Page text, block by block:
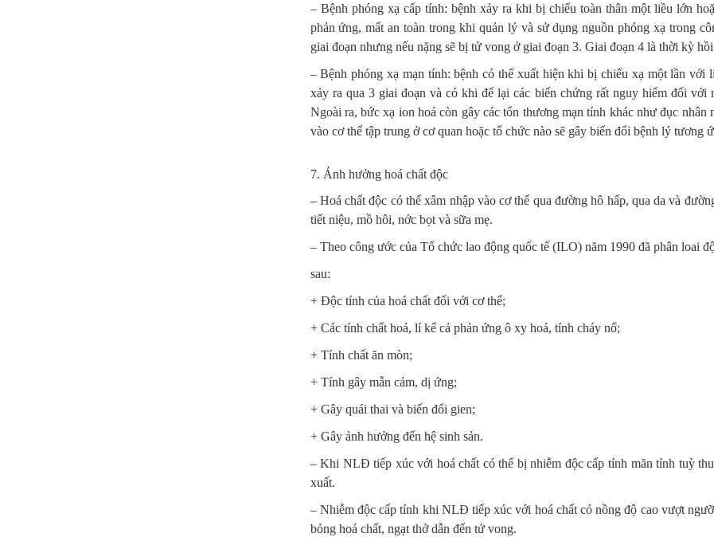
– Bệnh phóng xạ cấp tính: bệnh xảy ra khi bị chiếu toàn thân một liều lớn
phản ứng, mất an toàn trong khi quản lý và sử dụng nguồn phóng xạ trong
giai đoạn nhưng nếu nặng sẽ bị tử vong ở giai đoạn 3. Giai đoạn 4 là thời kỳ
– Bệnh phóng xạ mạn tính: bệnh có thể xuất hiện khi bị chiếu xạ một lần với
xảy ra qua 3 giai đoạn và có khi để lại các biến chứng rất nguy hiểm đối
Ngoài ra, bức xạ ion hoá còn gây các tổn thương mạn tính khác như đục
vào cơ thể tập trung ở cơ quan hoặc tổ chức nào sẽ gây biến đổi bệnh lý tương
7. Ảnh hưởng hoá chất độc
– Hoá chất độc có thể xâm nhập vào cơ thể qua đường hô hấp, qua da và
tiết niệu, mồ hôi, nớc bọt và sữa mẹ.
– Theo công ước của Tổ chức lao động quốc tế (ILO) năm 1990 đã phân loai
sau:
+ Độc tính của hoá chất đối với cơ thể;
+ Các tính chất hoá, lí kể cả phản ứng ô xy hoá, tính cháy nổ;
+ Tính chất ăn mòn;
+ Tính gây mẫn cảm, dị ứng;
+ Gây quái thai và biến đổi gien;
+ Gây ảnh hưởng đến hệ sinh sản.
– Khi NLĐ tiếp xúc với hoá chất có thể bị nhiễm độc cấp tính mãn tính tuỳ
xuất.
– Nhiễm độc cấp tính khi NLĐ tiếp xúc với hoá chất có nồng độ cao vượt
bỏng hoá chất, ngạt thở dẫn đến tử vong.